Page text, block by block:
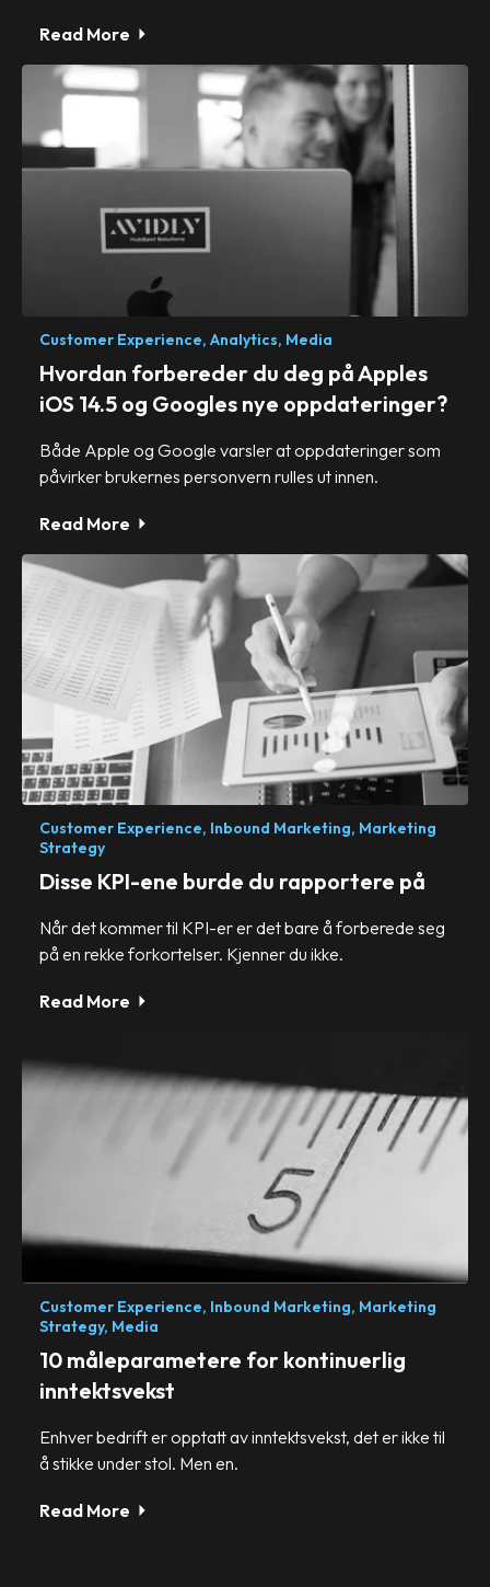
Read More
Customer Experience, Analytics, Media
Hvordan forbereder du deg på Apples
iOS 14.5 og Googles nye oppdateringer?
Både Apple og Google varsler at oppdateringer som
påvirker brukernes personvern rulles ut innen.
Read More
Customer Experience, Inbound Marketing, Marketing
Strategy
Disse KPI-ene burde du rapportere på
Når det kommer til KPI-er er det bare å forberede seg
på en rekke forkortelser. Kjenner du ikke.
Read More
Customer Experience, Inbound Marketing, Marketing
Strategy, Media
10 måleparametere for kontinuerlig
inntektsvekst
Enhver bedrift er opptatt av inntektsvekst, det er ikke til
å stikke under stol. Men en.
Read More